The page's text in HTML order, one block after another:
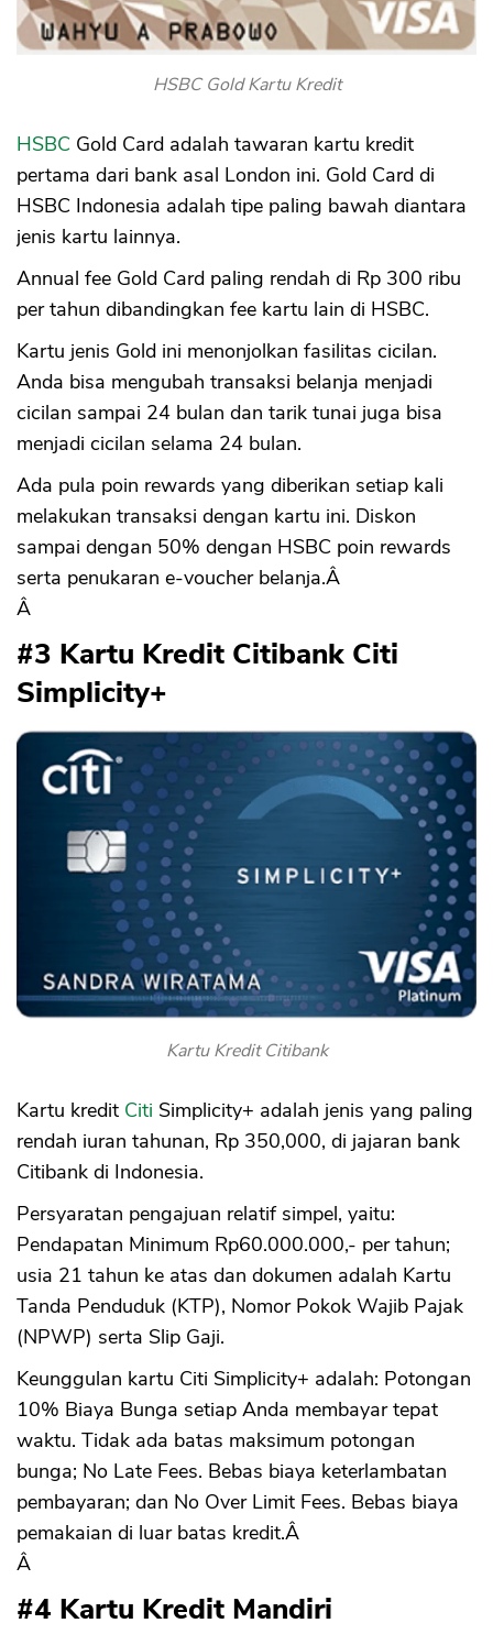
HSBC Gold Kartu Kredit
HSBC Gold Card adalah tawaran kartu kredit
pertama dari bank asal London ini. Gold Card di
HSBC Indonesia adalah tipe paling bawah diantara
jenis kartu lainnya.
Annual fee Gold Card paling rendah di Rp 300 ribu
per tahun dibandingkan fee kartu lain di HSBC.
Kartu jenis Gold ini menonjolkan fasilitas cicilan.
Anda bisa mengubah transaksi belanja menjadi
cicilan sampai 24 bulan dan tarik tunai juga bisa
menjadi cicilan selama 24 bulan.
Ada pula poin rewards yang diberikan setiap kali
melakukan transaksi dengan kartu ini. Diskon
sampai dengan 50% dengan HSBC poin rewards
serta penukaran e-voucher belanja.Â
Â
#3 Kartu Kredit Citibank Citi
Simplicity+
Kartu Kredit Citibank
Kartu kredit Citi Simplicity+ adalah jenis yang paling
rendah iuran tahunan, Rp 350,000, di jajaran bank
Citibank di Indonesia.
Persyaratan pengajuan relatif simpel, yaitu:
Pendapatan Minimum Rp60.000.000,- per tahun;
usia 21 tahun ke atas dan dokumen adalah Kartu
Tanda Penduduk (KTP), Nomor Pokok Wajib Pajak
(NPWP) serta Slip Gaji.
Keunggulan kartu Citi Simplicity+ adalah: Potongan
10% Biaya Bunga setiap Anda membayar tepat
waktu. Tidak ada batas maksimum potongan
bunga; No Late Fees. Bebas biaya keterlambatan
pembayaran; dan No Over Limit Fees. Bebas biaya
pemakaian di luar batas kredit.Â
Â
#4 Kartu Kredit Mandiri